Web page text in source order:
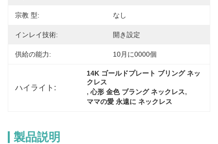
宗教 型: なし
インレイ技術: 開き設定
供給の能力: 10月に0000個
ハイライト:
14K ゴールドプレート ブリング ネッ
クレス
, 心形 金色 ブラング ネックレス,
ママの愛 永遠に ネックレス
製品説明